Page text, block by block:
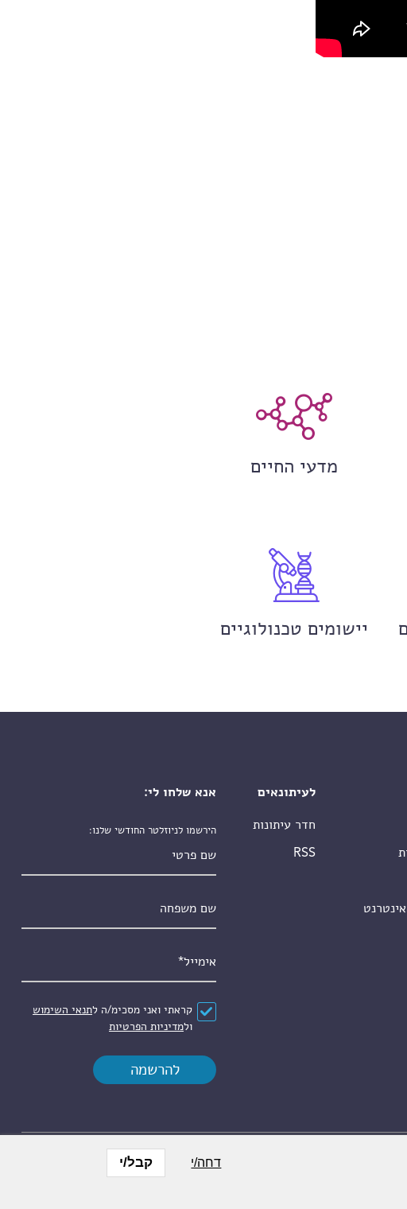
מדעי החיים
יישומים טכנולוגיים
לעיתונאים
חדר עיתונות
RSS
אנא שלחו לי:
הירשמו לניוזלטר החודשי שלנו:
הסכם*
קראתי ואני מסכימ/ה לתנאי השימוש
ולמדיניות הפרטיות
דחה/י קבל/י